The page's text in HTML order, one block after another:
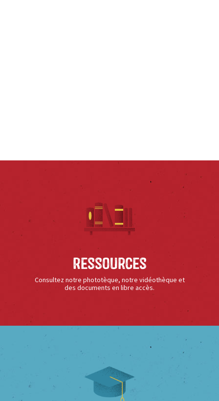
Ressources
Consultez notre phototèque, notre vidéothèque et
des documents en libre accès.